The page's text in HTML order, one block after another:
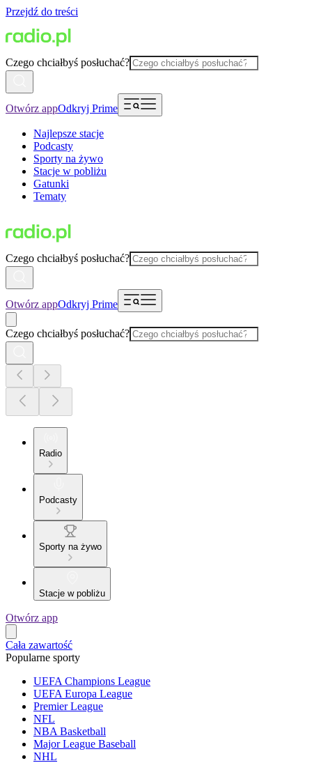
Przejdź do treści
Czego chciałbyś posłuchać?
Otwórz appOdkryj Prime
Najlepsze stacje
Podcasty
Sporty na żywo
Stacje w pobliżu
Gatunki
Tematy
Czego chciałbyś posłuchać?
Otwórz appOdkryj Prime
Czego chciałbyś posłuchać?
Radio
Podcasty
Sporty na żywo
Stacje w pobliżu
Otwórz app
Cała zawartość
Popularne sporty
UEFA Champions League
UEFA Europa League
Premier League
NFL
NBA Basketball
Major League Baseball
NHL